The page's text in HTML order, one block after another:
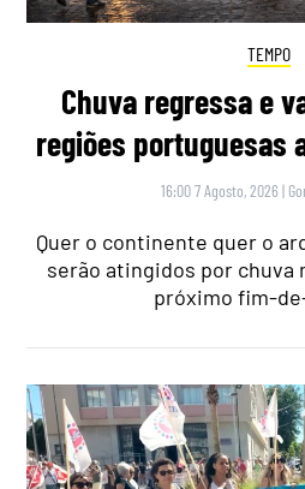
TEMPO
Chuva regressa e
regiões portuguesas
16:00 7 Agosto, 2026 |
Quer o continente quer o
serão atingidos por chuva
próximo fim-